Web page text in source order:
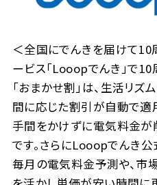
＜全国にでんきを届けて
ービス「Looopでんき」で
「おまかせ割」は、生活リ
間に応じた割引が自動で適
手間をかけずに電気料金
です。さらにLooopでんき公
毎月の電気料金予測や、市